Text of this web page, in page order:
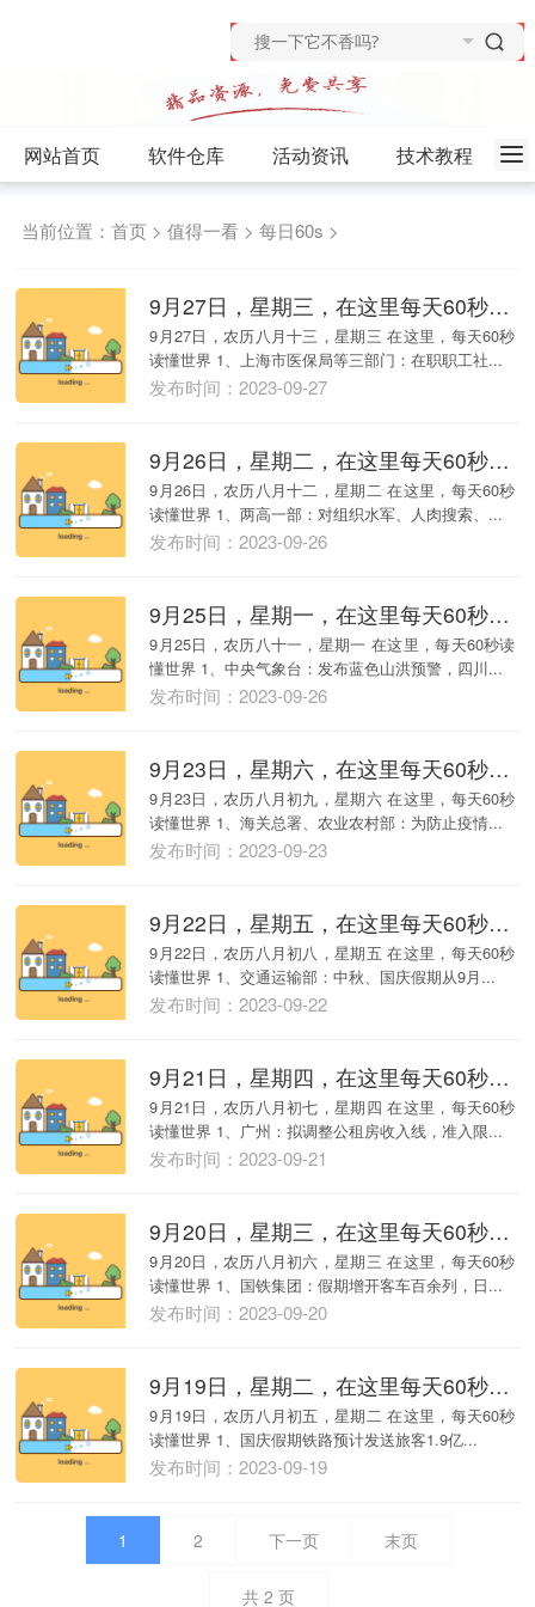
网站首页 软件仓库 活动资讯 技术教程
当前位置：首页 >值得一看 >每日60s >
9月27日，星期三，在这里每天60秒读懂世界！
9月27日，农历八月十三，星期三 在这里，每天60秒
读懂世界 1、上海市医保局等三部门：在职职工社...
发布时间：2023-09-27
9月26日，星期二，在这里每天60秒读懂世界！
9月26日，农历八月十二，星期二 在这里，每天60秒
读懂世界 1、两高一部：对组织水军、人肉搜索、...
发布时间：2023-09-26
9月25日，星期一，在这里每天60秒读懂世界！
9月25日，农历八十一，星期一 在这里，每天60秒读
懂世界 1、中央气象台：发布蓝色山洪预警，四川...
发布时间：2023-09-26
9月23日，星期六，在这里每天60秒读懂世界！
9月23日，农历八月初九，星期六 在这里，每天60秒
读懂世界 1、海关总署、农业农村部：为防止疫情...
发布时间：2023-09-23
9月22日，星期五，在这里每天60秒读懂世界！
9月22日，农历八月初八，星期五 在这里，每天60秒
读懂世界 1、交通运输部：中秋、国庆假期从9月...
发布时间：2023-09-22
9月21日，星期四，在这里每天60秒读懂世界！
9月21日，农历八月初七，星期四 在这里，每天60秒
读懂世界 1、广州：拟调整公租房收入线，准入限...
发布时间：2023-09-21
9月20日，星期三，在这里每天60秒读懂世界！
9月20日，农历八月初六，星期三 在这里，每天60秒
读懂世界 1、国铁集团：假期增开客车百余列，日...
发布时间：2023-09-20
9月19日，星期二，在这里每天60秒读懂世界！
9月19日，农历八月初五，星期二 在这里，每天60秒
读懂世界 1、国庆假期铁路预计发送旅客1.9亿...
发布时间：2023-09-19
1 2 下一页 末页
共 2 页